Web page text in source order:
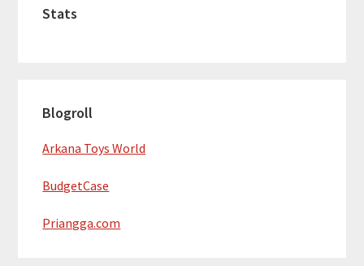
Stats
Blogroll
Arkana Toys World
BudgetCase
Priangga.com